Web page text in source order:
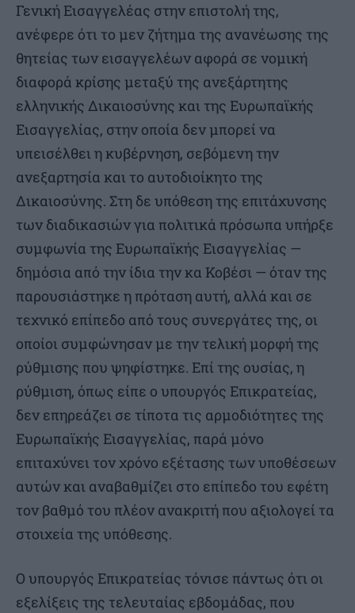
Γενική Εισαγγελέας στην επιστολή της,
ανέφερε ότι το μεν ζήτημα της ανανέωσης της
θητείας των εισαγγελέων αφορά σε νομική
διαφορά κρίσης μεταξύ της ανεξάρτητης
ελληνικής Δικαιοσύνης και της Ευρωπαϊκής
Εισαγγελίας, στην οποία δεν μπορεί να
υπεισέλθει η κυβέρνηση, σεβόμενη την
ανεξαρτησία και το αυτοδιοίκητο της
Δικαιοσύνης. Στη δε υπόθεση της επιτάχυνσης
των διαδικασιών για πολιτικά πρόσωπα υπήρξε
συμφωνία της Ευρωπαϊκής Εισαγγελίας —
δημόσια από την ίδια την κα Κοβέσι — όταν της
παρουσιάστηκε η πρόταση αυτή, αλλά και σε
τεχνικό επίπεδο από τους συνεργάτες της, οι
οποίοι συμφώνησαν με την τελική μορφή της
ρύθμισης που ψηφίστηκε. Επί της ουσίας, η
ρύθμιση, όπως είπε ο υπουργός Επικρατείας,
δεν επηρεάζει σε τίποτα τις αρμοδιότητες της
Ευρωπαϊκής Εισαγγελίας, παρά μόνο
επιταχύνει τον χρόνο εξέτασης των υποθέσεων
αυτών και αναβαθμίζει στο επίπεδο του εφέτη
τον βαθμό του πλέον ανακριτή που αξιολογεί τα
στοιχεία της υπόθεσης.
Ο υπουργός Επικρατείας τόνισε πάντως ότι οι
εξελίξεις της τελευταίας εβδομάδας, που